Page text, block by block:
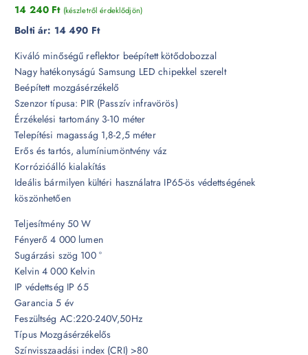
14 240 Ft (készletről érdeklődjön)
Bolti ár: 14 490 Ft
Kiváló minőségű reflektor beépített kötődobozzal
Nagy hatékonyságú Samsung LED chipekkel szerelt
Beépített mozgásérzékelő
Szenzor típusa: PIR (Passzív infravörös)
Érzékelési tartomány 3-10 méter
Telepítési magasság 1,8-2,5 méter
Erős és tartós, alumíniumöntvény váz
Korrózióálló kialakítás
Ideális bármilyen kültéri használatra IP65-ös védettségének
köszönhetően
Teljesítmény 50 W
Fényerő 4 000 lumen
Sugárzási szög 100 °
Kelvin 4 000 Kelvin
IP védettség IP 65
Garancia 5 év
Feszültség AC:220-240V,50Hz
Típus Mozgásérzékelős
Színvisszaadási index (CRI) >80